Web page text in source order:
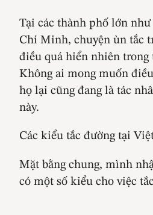
Tại các thành phố lớn
Chí Minh, chuyện ùn tắc
điều quá hiển nhiên
Không ai mong muốn
họ lại cũng đang là tác
này.
Các kiểu tắc đường tại
Mặt bằng chung, mình
có một số kiểu cho việc